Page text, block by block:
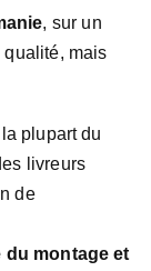
, sur un
mais
plupart du
livreurs
de
du montage et